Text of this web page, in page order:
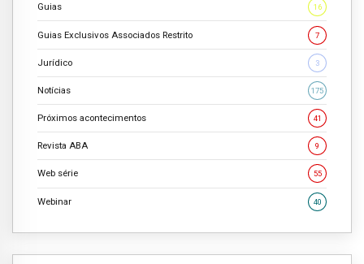
Guias 16
Guias Exclusivos Associados Restrito 7
Jurídico 3
Notícias 175
Próximos acontecimentos 41
Revista ABA 9
Web série 55
Webinar 40